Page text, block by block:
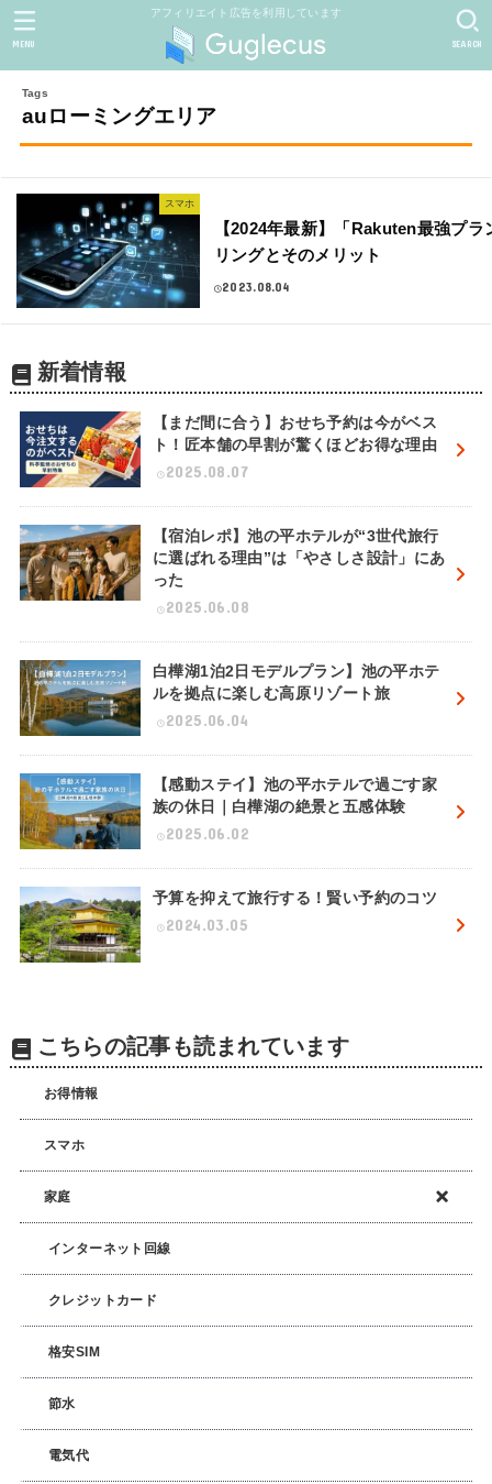
アフィリエイト広告を利用しています
SEARCH
MENU
auローミングエリア
スマホ
【2024年最新】「Rakuten最強プ
リングとそのメリット
2023.08.04
新着情報
【まだ間に合う】おせち予約は今がベス
ト！匠本舗の早割が驚くほどお得な理由
2025.08.07
【宿泊レポ】池の平ホテルが“3世代旅行
に選ばれる理由”は「やさしさ設計」にあ
った
2025.06.08
白樺湖1泊2日モデルプラン】池の平ホテ
ルを拠点に楽しむ高原リゾート旅
2025.06.04
【感動ステイ】池の平ホテルで過ごす家
族の休日｜白樺湖の絶景と五感体験
2025.06.02
予算を抑えて旅行する！賢い予約のコツ
2024.03.05
こちらの記事も読まれています
お得情報
スマホ
家庭
インターネット回線
クレジットカード
格安SIM
節水
電気代